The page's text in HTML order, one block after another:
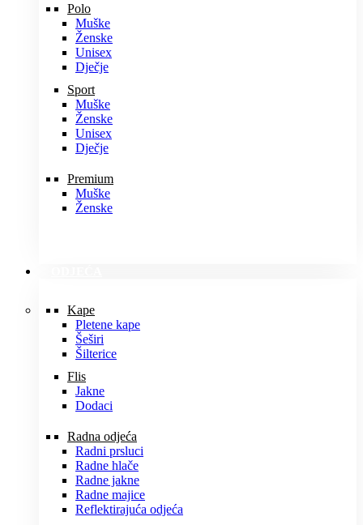
Polo
Muške
Ženske
Unisex
Dječje
Sport
Muške
Ženske
Unisex
Dječje
Premium
Muške
Ženske
Kape
Pletene kape
Šeširi
Šilterice
Flis
Jakne
Dodaci
Radna odjeća
Radni prsluci
Radne hlače
Radne jakne
Radne majice
Reflektirajuća odjeća